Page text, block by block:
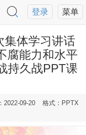
菜单
登录
集体学习讲话
腐能力和水平
持久战PPT课
2022-09-20
格式：PPTX